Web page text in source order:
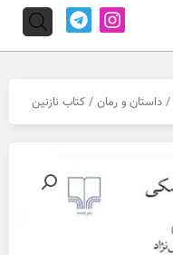
I
n
s
g
r
T
e
l
r
a
/ داستان و رمان / کتاب نازنین